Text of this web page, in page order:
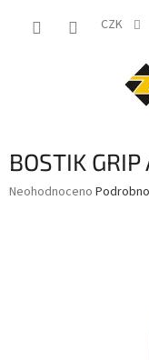
CZK
BOSTIK
Průměrné
Neohodnoceno